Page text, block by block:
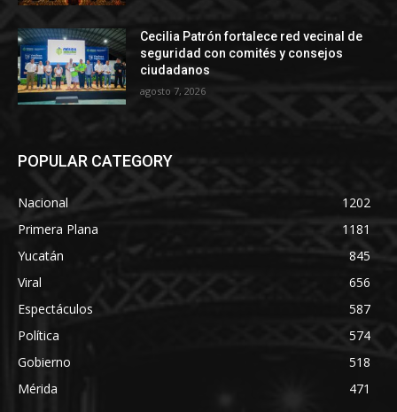
Cecilia Patrón fortalece red vecinal de
seguridad con comités y consejos
ciudadanos
agosto 7, 2026
POPULAR CATEGORY
Nacional
1202
Primera Plana
1181
Yucatán
845
Viral
656
Espectáculos
587
Política
574
Gobierno
518
Mérida
471